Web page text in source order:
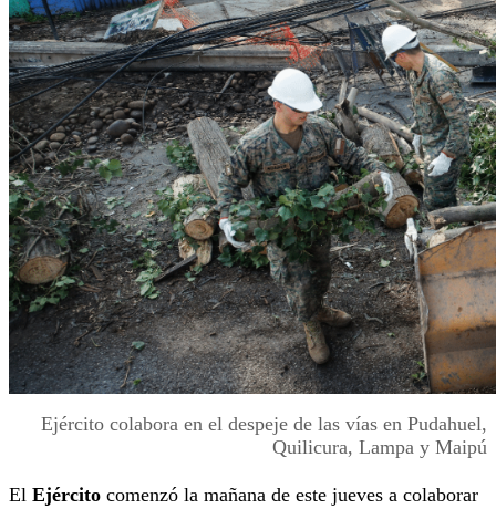
Ejército colabora en el despeje de las vías en Pudahuel,
Quilicura, Lampa y Maipú
El Ejército comenzó la mañana de este jueves a colaborar